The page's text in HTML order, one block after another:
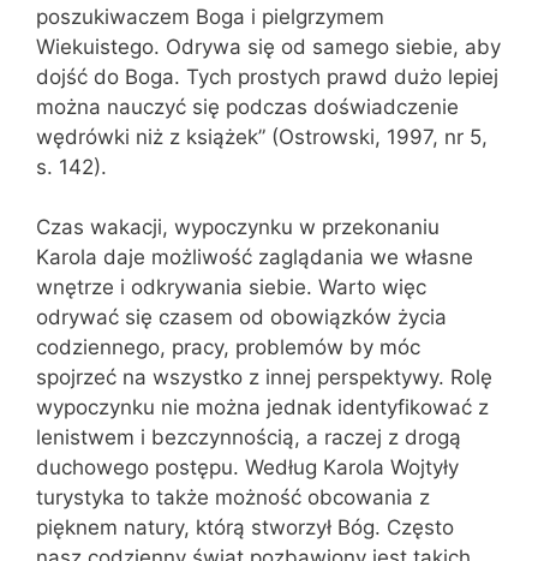
poszukiwaczem Boga i pielgrzymem
Wiekuistego. Odrywa się od samego siebie, aby
dojść do Boga. Tych prostych prawd dużo lepiej
można nauczyć się podczas doświadczenie
wędrówki niż z książek” (Ostrowski, 1997, nr 5,
s. 142).
Czas wakacji, wypoczynku w przekonaniu
Karola daje możliwość zaglądania we własne
wnętrze i odkrywania siebie. Warto więc
odrywać się czasem od obowiązków życia
codziennego, pracy, problemów by móc
spojrzeć na wszystko z innej perspektywy. Rolę
wypoczynku nie można jednak identyfikować z
lenistwem i bezczynnością, a raczej z drogą
duchowego postępu. Według Karola Wojtyły
turystyka to także możność obcowania z
pięknem natury, którą stworzył Bóg. Często